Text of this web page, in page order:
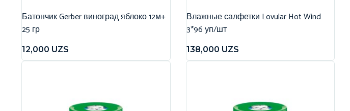
Батончик Gerber виноград яблоко 12м+
25 гр
12,000 UZS
Влажные салфетки Lovular Hot Wind
3*96 уп/шт
138,000 UZS